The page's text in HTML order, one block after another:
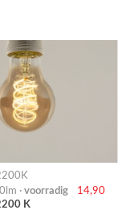
· voorradig
14,90
K